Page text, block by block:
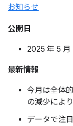
お知らせ
公開日
2025 年 5 月
最新情報
今月は全体
の減少によ
データで注